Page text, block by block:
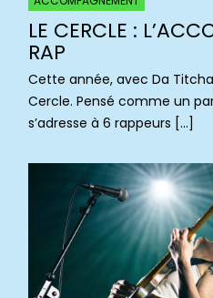
LE CERCLE :
RAP
Cette année, avec Da
Cercle. Pensé comme un
s’adresse à 6 rappeurs […]